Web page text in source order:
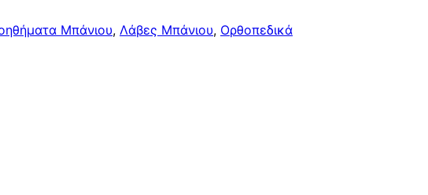
Μπάνιου, Λάβες Μπάνιου, Ορθοπεδικά